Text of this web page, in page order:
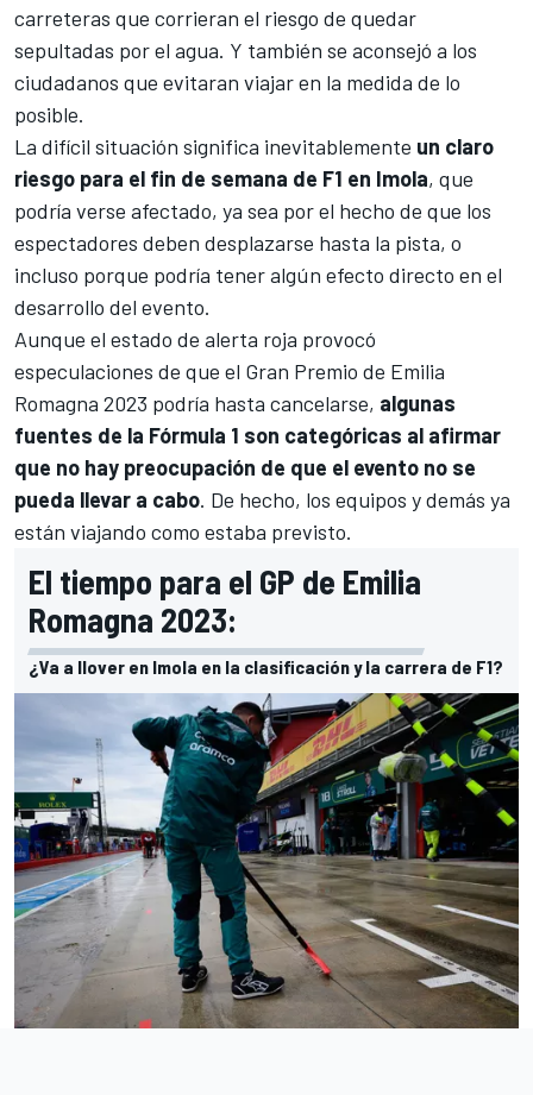
carreteras que corrieran el riesgo de quedar
sepultadas por el agua. Y también se aconsejó a los
ciudadanos que evitaran viajar en la medida de lo
posible.
La difícil situación significa inevitablemente un claro
riesgo para el fin de semana de F1 en Imola, que
podría verse afectado, ya sea por el hecho de que los
espectadores deben desplazarse hasta la pista, o
incluso porque podría tener algún efecto directo en el
desarrollo del evento.
Aunque el estado de alerta roja provocó
especulaciones de que el Gran Premio de Emilia
Romagna 2023 podría hasta cancelarse, algunas
fuentes de la Fórmula 1 son categóricas al afirmar
que no hay preocupación de que el evento no se
pueda llevar a cabo. De hecho, los equipos y demás ya
están viajando como estaba previsto.
El tiempo para el GP de Emilia
Romagna 2023:
¿Va a llover en Imola en la clasificación y la carrera de F1?